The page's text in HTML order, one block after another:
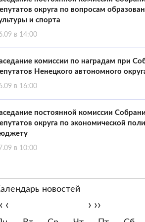
округа по вопросам
и спорта
в 14:00
комиссии по наградам при
Ненецкого автономного
в 16:00
постоянной комиссии
округа по экономической
в 10:00
новостей
‹ › ››